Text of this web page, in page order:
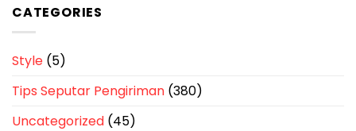
CATEGORIES
Style (5)
Tips Seputar Pengiriman (380)
Uncategorized (45)